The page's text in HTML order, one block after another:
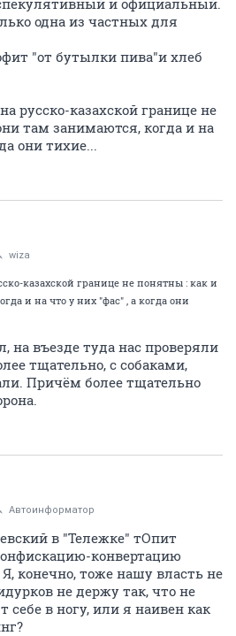
и официальный.
одна из частных для
"от бутылки пива"и хлеб
русско-казахской границе не
там занимаются, когда и на
они тихие...
wiza
казахской границе не понятны : как и
и на что у них "фас" , а когда они
на въезде туда нас проверяли
тщательно, с собаками,
Причём более тщательно
Автоинформатор
в "Тележке" тОпит
конвертацию
конечно, тоже нашу власть не
не держу так, что не
в ногу, или я наивен как